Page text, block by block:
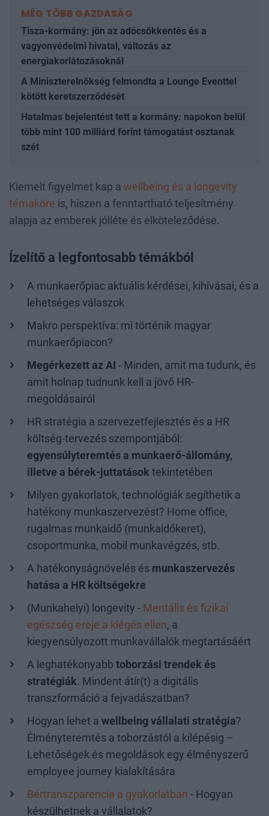
MÉG TÖBB GAZDASÁG
Tisza-kormány: jön az adócsökkentés és a
vagyonvédelmi hivatal, változás az
energiakorlátozásoknál
A Miniszterelnökség felmondta a Lounge Eventtel
kötött keretszerződését
Hatalmas bejelentést tett a kormány: napokon belül
több mint 100 milliárd forint támogatást osztanak
szét
Kiemelt figyelmet kap a wellbeing és a longevity
témaköre is, hiszen a fenntartható teljesítmény
alapja az emberek jólléte és elköteleződése.
Ízelítő a legfontosabb témákból
A munkaerőpiac aktuális kérdései, kihívásai, és a
lehetséges válaszok
Makro perspektíva: mi történik magyar
munkaerőpiacon?
Megérkezett az AI - Minden, amit ma tudunk, és
amit holnap tudnunk kell a jövő HR-
megoldásairól
HR stratégia a szervezetfejlesztés és a HR
költség-tervezés szempontjából:
egyensúlyteremtés a munkaerő-állomány,
illetve a bérek-juttatások tekintetében
Milyen gyakorlatok, technológiák segíthetik a
hatékony munkaszervezést? Home office,
rugalmas munkaidő (munkaidőkeret),
csoportmunka, mobil munkavégzés, stb.
A hatékonyságnövelés és munkaszervezés
hatása a HR költségekre
(Munkahelyi) longevity - Mentális és fizikai
egészség ereje a kiégés ellen, a
kiegyensúlyozott munkavállalók megtartásáért
A leghatékonyabb toborzási trendek és
stratégiák. Mindent átír(t) a digitális
transzformáció a fejvadászatban?
Hogyan lehet a wellbeing vállalati stratégia?
Élményteremtés a toborzástól a kilépésig –
Lehetőségek és megoldások egy élményszerű
employee journey kialakítására
Bértranszparencia a gyakorlatban - Hogyan
készülhetnek a vállalatok?